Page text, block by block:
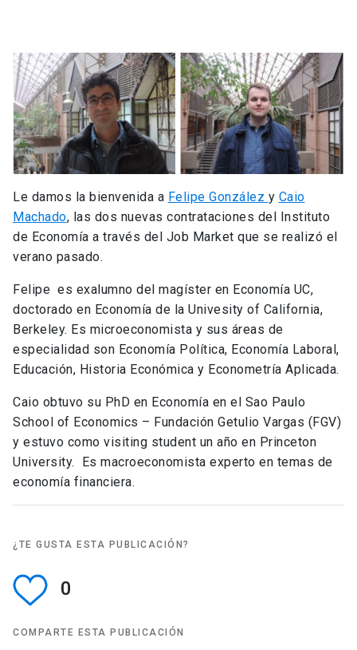
Le damos la bienvenida a Felipe González y Caio
Machado, las dos nuevas contrataciones del Instituto
de Economía a través del Job Market que se realizó el
verano pasado.
Felipe es exalumno del magíster en Economía UC,
doctorado en Economía de la Univesity of California,
Berkeley. Es microeconomista y sus áreas de
especialidad son Economía Política, Economía Laboral,
Educación, Historia Económica y Econometría Aplicada.
Caio obtuvo su PhD en Economía en el Sao Paulo
School of Economics – Fundación Getulio Vargas (FGV)
y estuvo como visiting student un año en Princeton
University. Es macroeconomista experto en temas de
economía financiera.
¿TE GUSTA ESTA PUBLICACIÓN?
0
COMPARTE ESTA PUBLICACIÓN